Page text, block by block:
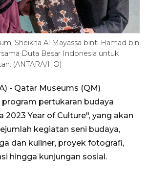
Sheikha Al Mayassa binti Hamad bin
Duta Besar Indonesia untuk
(ANTARA/HO)
- Qatar Museums (QM)
pertukaran budaya
2023 Year of Culture", yang akan
kegiatan seni budaya,
dan kuliner, proyek fotografi,
hingga kunjungan sosial.